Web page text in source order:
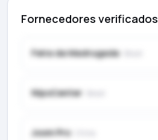
Fornecedores verificados
Feira da Madrugada
NipoCenter
Joom Pro